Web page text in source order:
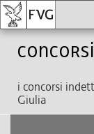
Concorsi
i concorsi
Giulia